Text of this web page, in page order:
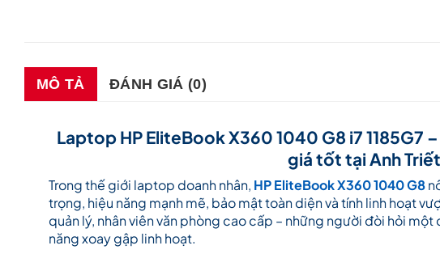
MÔ TẢ ĐÁNH GIÁ (0)
Laptop HP EliteBook X360 1040 G8 i7
giá tốt tại Anh
Trong thế giới laptop doanh nhân, HP EliteBook X360 1040 G8
trọng, hiệu năng mạnh mẽ, bảo mật toàn diện và tính linh hoạt
quản lý, nhân viên văn phòng cao cấp – những người đòi hỏi
năng xoay gập linh hoạt.